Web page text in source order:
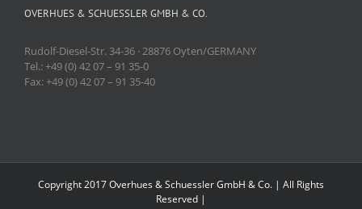
OVERHUES & SCHUESSLER GMBH & CO.
Rudolf-Diesel-Str. 34-36 · 28876 Oyten/GERMANY
Tel.: +49 (0) 42 07 – 91 35-0
Fax: +49 (0) 42 07 – 91 35-40
Copyright 2017 Overhues & Schuessler GmbH & Co. | All Rights
Reserved |